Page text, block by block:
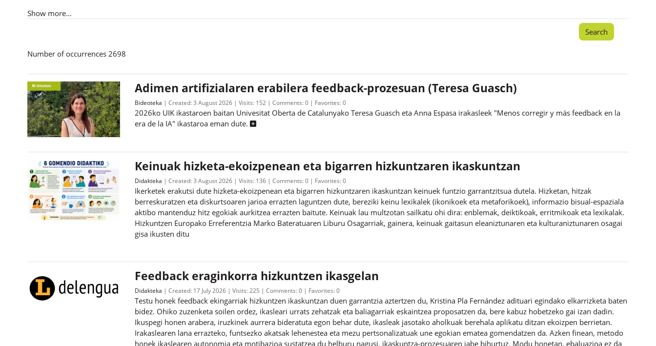
Show more...
Number of occurrences 2698
Adimen artifizialaren erabilera feedback-prozesuan (Teresa Guasch)
Bideoteka Created:3 August 2026 Visits: 152 Comments:0 Favorites:0
2026ko UIK ikastaroen baitan Univesitat Oberta de Catalunyako Teresa Guasch eta Anna Espasa irakasleek "Menos corregir y más feedback en la
era de la IA" ikastaroa eman dute.
Keinuak hizketa-ekoizpenean eta bigarren hizkuntzaren ikaskuntzan
Didakteka Created:3 August 2026 Visits: 136 Comments:0 Favorites:0
Ikerketek erakutsi dute hizketa-ekoizpenean eta bigarren hizkuntzaren ikaskuntzan keinuek funtzio garrantzitsua dutela. Hizketan, hitzak
berreskuratzen eta diskurtsoaren jarioa errazten laguntzen dute, bereziki keinu lexikalek (ikonikoek eta metaforikoek), informazio bisual-espaziala
aktibo mantenduz hitz egokiak aurkitzea errazten baitute. Keinuak lau multzotan sailkatu ohi dira: enblemak, deiktikoak, erritmikoak eta lexikalak.
Hizkuntzen Europako Erreferentzia Marko Bateratuaren Liburu Osagarriak, gainera, keinuak gaitasun eleaniztunaren eta kulturaniztunaren osagai
gisa ikusten ditu
Feedback eraginkorra hizkuntzen ikasgelan
Didakteka Created: 17 July 2026 Visits:225 Comments:0 Favorites:0
Testu honek feedback ekingarriak hizkuntzen ikaskuntzan duen garrantzia aztertzen du, Kristina Pla Fernández adituari egindako elkarrizketa baten
bidez. Ohiko zuzenketa soilen ordez, ikasleari urrats zehatzak eta baliagarriak eskaintzea proposatzen da, bere kabuz hobetzeko gai izan dadin.
Ikuspegi honen arabera, iruzkinek aurrera bideratuta egon behar dute, ikasleak jasotako aholkuak berehala aplikatu ditzan ekoizpen berrietan.
Irakaslearen lana errazteko, funtsezko akatsak lehenestea eta mezu pertsonalizatuak une egokian ematea gomendatzen da. Azken finean, metodo
honek ikaslearen autonomia eta motibazioa sustatzea du helburu nagusi, ikaskuntza-prozesuaren jabe bihurtuz. Modu honetan, ebaluazioa ez da